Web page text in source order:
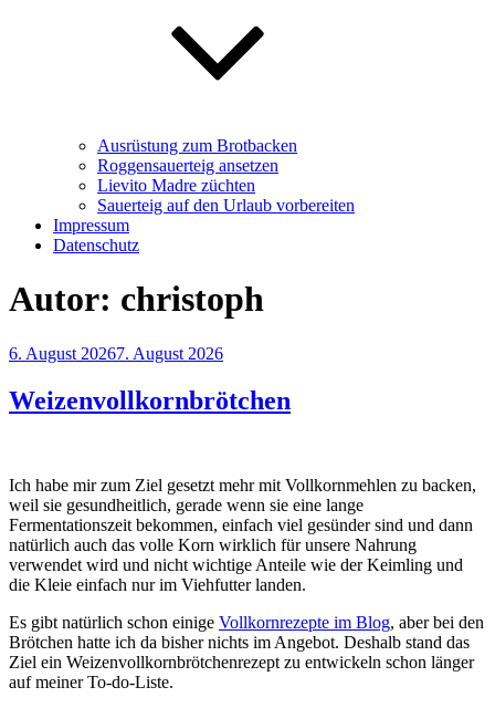
Ausrüstung zum Brotbacken
Roggensauerteig ansetzen
Lievito Madre züchten
Sauerteig auf den Urlaub vorbereiten
Impressum
Datenschutz
Autor: christoph
Veröffentlicht
6. August 20267. August 2026
Weizenvollkornbrötchen
Ich habe mir zum Ziel gesetzt mehr mit Vollkornmehlen zu backen,
weil sie gesundheitlich, gerade wenn sie eine lange
Fermentationszeit bekommen, einfach viel gesünder sind und dann
natürlich auch das volle Korn wirklich für unsere Nahrung
verwendet wird und nicht wichtige Anteile wie der Keimling und
die Kleie einfach nur im Viehfutter landen.
Es gibt natürlich schon einige Vollkornrezepte im Blog, aber bei den
Brötchen hatte ich da bisher nichts im Angebot. Deshalb stand das
Ziel ein Weizenvollkornbrötchenrezept zu entwickeln schon länger
auf meiner To-do-Liste.